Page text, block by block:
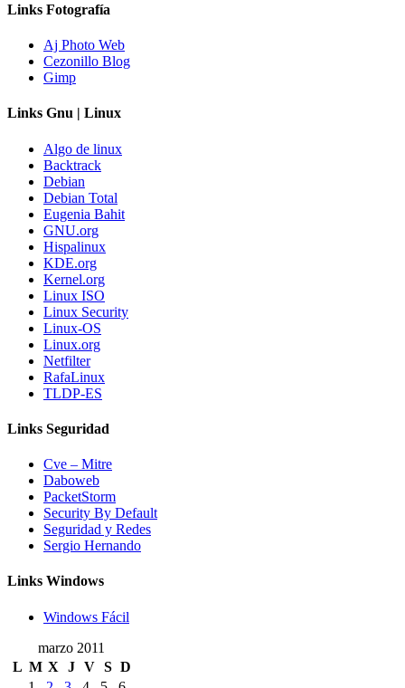
Links Fotografía
Aj Photo Web
Cezonillo Blog
Gimp
Links Gnu | Linux
Algo de linux
Backtrack
Debian
Debian Total
Eugenia Bahit
GNU.org
Hispalinux
KDE.org
Kernel.org
Linux ISO
Linux Security
Linux-OS
Linux.org
Netfilter
RafaLinux
TLDP-ES
Links Seguridad
Cve – Mitre
Daboweb
PacketStorm
Security By Default
Seguridad y Redes
Sergio Hernando
Links Windows
Windows Fácil
marzo 2011
L M X J V S D